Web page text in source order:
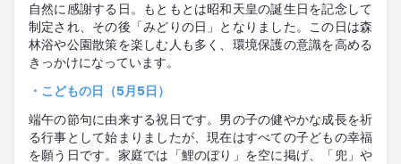
自然に感謝する日。もともとは昭和天皇の誕生日を記念して
制定され、その後「みどりの日」となりました。この日は森
林浴や公園散策を楽しむ人も多く、環境保護の意識を高める
きっかけになっています。
・こどもの日（5月5日）
端午の節句に由来する祝日です。男の子の健やかな成長を祈
る行事として始まりましたが、現在はすべての子どもの幸福
を願う日です。家庭では「鯉のぼり」を空に掲げ、「兜」や